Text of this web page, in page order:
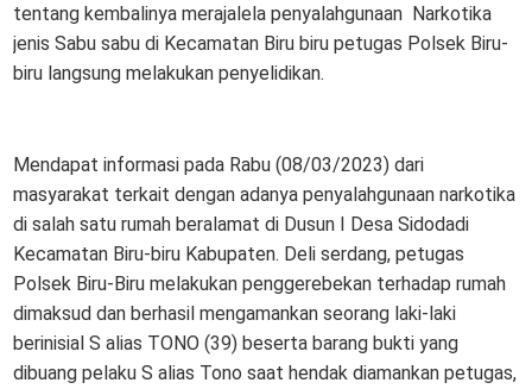
tentang kembalinya merajalela penyalahgunaan Narkotika
jenis Sabu sabu di Kecamatan Biru biru petugas Polsek Biru-
biru langsung melakukan penyelidikan.
Mendapat informasi pada Rabu (08/03/2023) dari
masyarakat terkait dengan adanya penyalahgunaan narkotika
di salah satu rumah beralamat di Dusun I Desa Sidodadi
Kecamatan Biru-biru Kabupaten. Deli serdang, petugas
Polsek Biru-Biru melakukan penggerebekan terhadap rumah
dimaksud dan berhasil mengamankan seorang laki-laki
berinisial S alias TONO (39) beserta barang bukti yang
dibuang pelaku S alias Tono saat hendak diamankan petugas,